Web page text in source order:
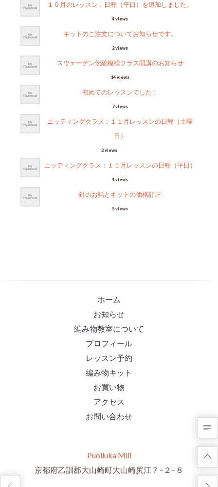
１０月のレッスン：日程（平日）を追加しました。
4 views
キットのご注文についてお知らせです。
2 views
スウェーデン伝統模様クラス開講のお知らせ
14 views
初めてのレッスンでした！
7 views
ニッティングクラス：１１月レッスンの日程（土曜
日）
2 views
ニッティングクラス：１１月レッスンの日程（平日）
4 views
針のお話とキットの価格訂正
5 views
ホーム
お知らせ
編み物教室について
プロフィール
レッスン予約
編み物キット
お買い物
アクセス
お問い合わせ
Puolluka Mill
京都府乙訓郡大山崎町大山崎尻江７−２−８